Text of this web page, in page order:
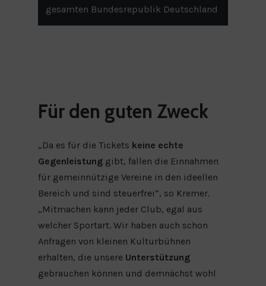
gesamten Bundesrepublik Deutschland
Für den guten Zweck
„Da es für die Tickets keine echte
Gegenleistung gibt, fallen die Einnahmen
für gemeinnützige Vereine in den ideellen
Bereich und sind steuerfrei“, so Kremer.
„Mitmachen kann jeder Club, egal aus
welcher Sportart. Wir haben auch schon
Anfragen von kleinen Kulturbühnen
erhalten, die unsere Unterstützung
gebrauchen können und demnächst wohl